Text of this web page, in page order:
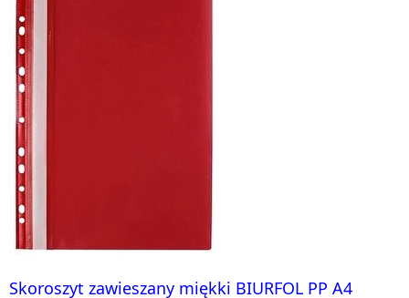
Skoroszyt zawieszany miękki BIURFOL PP A4